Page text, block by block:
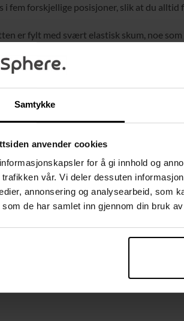
Samtykke
anvender cookies
for å gi innhold og
vår. Vi deler dessuten
annonsering og analysearbeid, som
som de har samlet inn gjennom din bruk
i fem forskjellige posisjoner, slik at du
er fylt med svært elastisk skum, noe
er lett å fjerne og vaske. I
er enkel å montere takket være de
trekk i bomull-polyesterblanding